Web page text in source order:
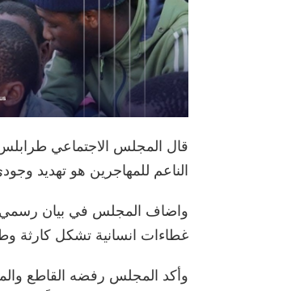
قال المجلس الاجتماعي
الناعم للمهاجرين هو تهديد
واضاف المجلس في بيان رسمي
غطاءات انسانية تشكل كارثة
وأكد المجلس رفضه القاطع